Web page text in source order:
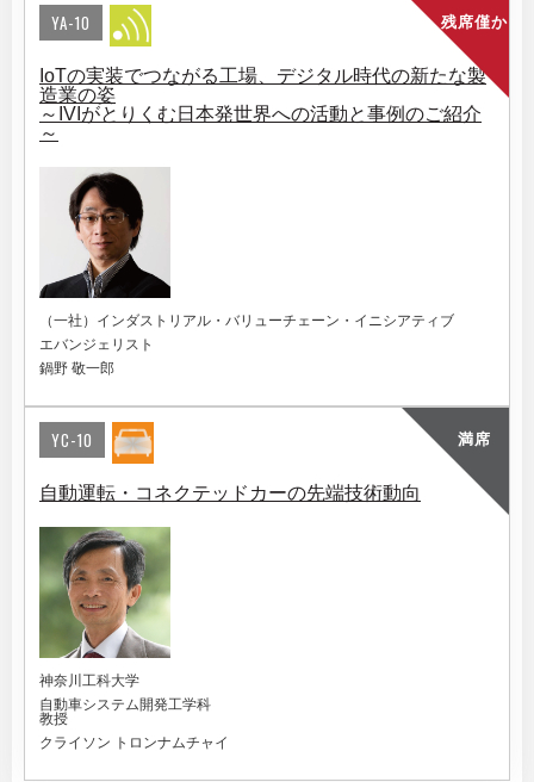
残席僅か
YA-10
IoTの実装でつながる工場、デジタル時代の新たな製
造業の姿
～IVIがとりくむ日本発世界への活動と事例のご紹介
～
（一社）インダストリアル・バリューチェーン・イニシアティブ
エバンジェリスト
鍋野 敬一郎
満席
YC-10
自動運転・コネクテッドカーの先端技術動向
神奈川工科大学
自動車システム開発工学科
教授
クライソン トロンナムチャイ